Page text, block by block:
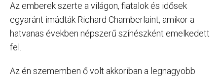
Az emberek szerte a világon, fiatalok és idősek
egyaránt imádták Richard Chamberlaint, amikor a
hatvanas években népszerű színészként emelkedett
fel.
Az én szememben ő volt akkoriban a legnagyobb